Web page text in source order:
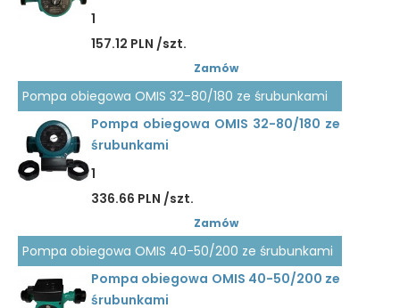
1
157.12 PLN /szt.
Zamów
Pompa obiegowa OMIS 32-80/180 ze śrubunkami
Pompa obiegowa OMIS 32-80/180 ze
śrubunkami
1
336.66 PLN /szt.
Zamów
Pompa obiegowa OMIS 40-50/200 ze śrubunkami
Pompa obiegowa OMIS 40-50/200 ze
śrubunkami